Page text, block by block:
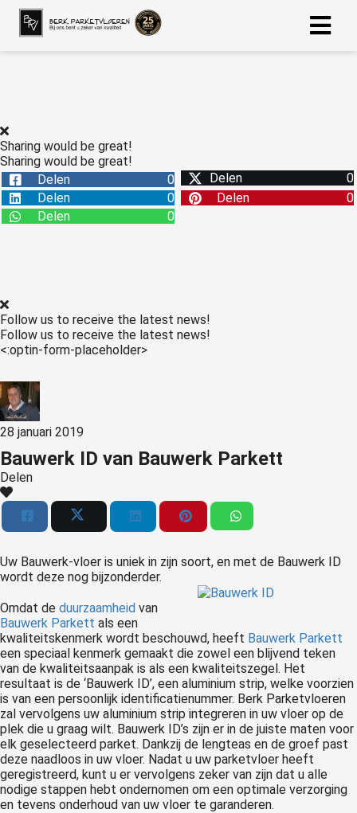
Sharing would be great!
Sharing would be great!
Delen
0 Delen
0
Delen
0 Delen
0
Delen
0
Follow us to receive the latest news!
Follow us to receive the latest news!
<:optin-form-placeholder>
28 januari 2019
Bauwerk ID van Bauwerk Parkett
Delen
Uw Bauwerk-vloer is uniek in zijn soort, en met de Bauwerk ID
wordt deze nog bijzonderder.
Omdat de duurzaamheid van
Bauwerk Parkett als een
kwaliteitskenmerk wordt beschouwd, heeft Bauwerk Parkett
een speciaal kenmerk gemaakt die zowel een blijvend teken
van de kwaliteitsaanpak is als een kwaliteitszegel. Het
resultaat is de ‘Bauwerk ID’, een aluminium strip, welke voorzien
is van een persoonlijk identificatienummer. Berk Parketvloeren
zal vervolgens uw aluminium strip integreren in uw vloer op de
plek die u graag wilt. Bauwerk ID’s zijn er in de juiste maten voor
elk geselecteerd parket. Dankzij de lengteas en de groef past
deze naadloos in uw vloer. Nadat u uw parketvloer heeft
geregistreerd, kunt u er vervolgens zeker van zijn dat u alle
nodige stappen hebt ondernomen om een optimale verzorging
en tevens onderhoud van uw vloer te garanderen.
gebruikt
deze
niet
worden
om
te
over
van
gebruikt
te
de
Hierdoor
website-